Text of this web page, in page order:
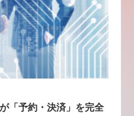
「予約・決済」を完全